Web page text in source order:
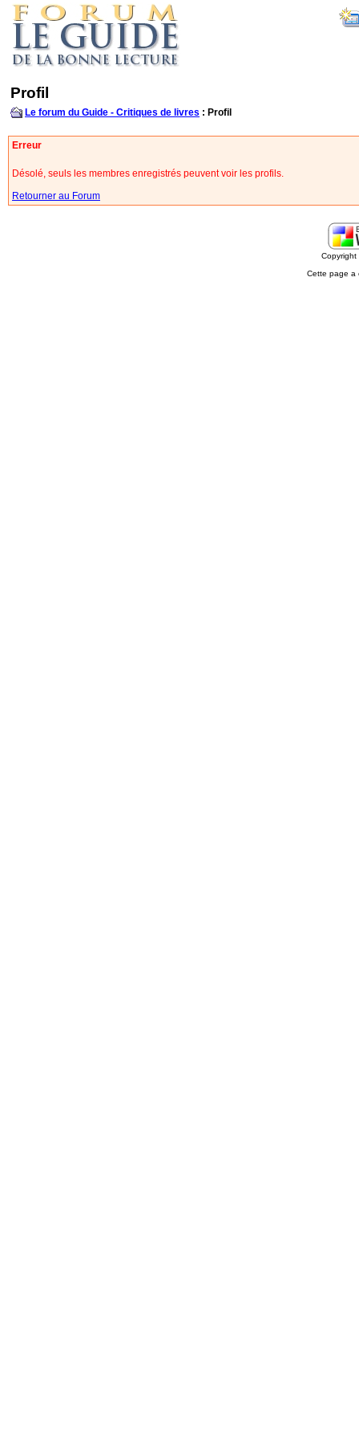
Profil
Le forum du Guide - Critiques de livres : Profil
Erreur
Désolé, seuls les membres enregistrés peuvent voir les profils.
Retourner au Forum
Cette page a